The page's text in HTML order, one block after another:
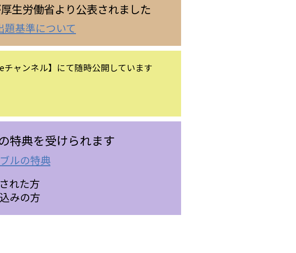
生労働省より公表されました
基準について
チャンネル】にて随時公開しています
特典を受けられます
ルの特典
れた方
みの方